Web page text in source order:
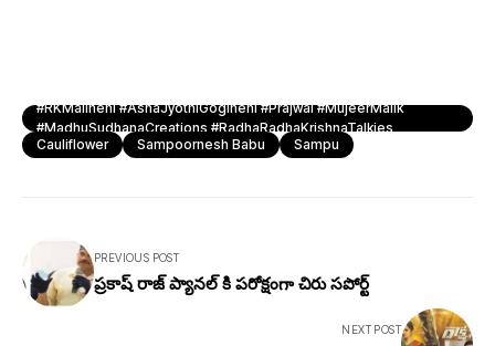
#RKMalineni #AshaJyothiGogineni #Prajwal #MujeerMalik
#MadhuSudhanaCreations #RadhaRadhaKrishnaTalkies
Cauliflower
Sampoornesh Babu Sampu
PREVIOUS POST
ప్రకాష్ రాజ్ ప్యానల్ కి పరోక్షంగా చిరు సపోర్ట్
NEXT POST